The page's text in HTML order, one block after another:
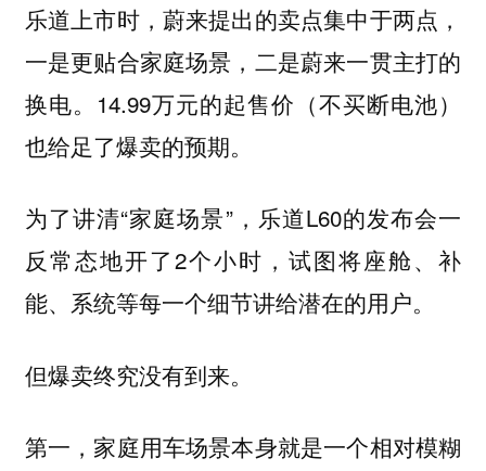
乐道上市时，蔚来提出的卖点集中于两点，
一是更贴合家庭场景，二是蔚来一贯主打的
换电。14.99万元的起售价（不买断电池）
也给足了爆卖的预期。
为了讲清“家庭场景”，乐道L60的发布会一
反常态地开了2个小时，试图将座舱、补
能、系统等每一个细节讲给潜在的用户。
但爆卖终究没有到来。
第一，家庭用车场景本身就是一个相对模糊